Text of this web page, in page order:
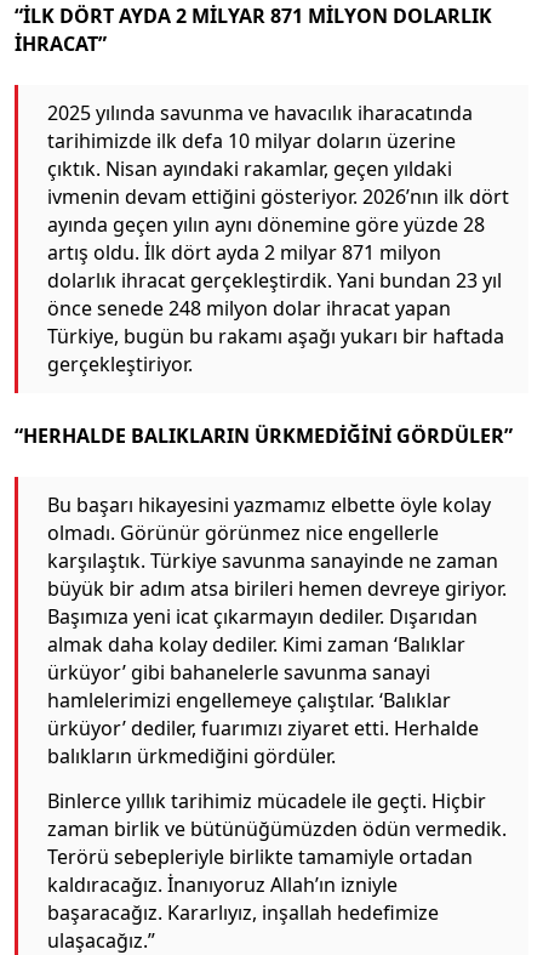
“İLK DÖRT AYDA 2 MİLYAR 871 MİLYON DOLARLIK
İHRACAT”
2025 yılında savunma ve havacılık iharacatında
tarihimizde ilk defa 10 milyar doların üzerine
çıktık. Nisan ayındaki rakamlar, geçen yıldaki
ivmenin devam ettiğini gösteriyor. 2026’nın ilk dört
ayında geçen yılın aynı dönemine göre yüzde 28
artış oldu. İlk dört ayda 2 milyar 871 milyon
dolarlık ihracat gerçekleştirdik. Yani bundan 23 yıl
önce senede 248 milyon dolar ihracat yapan
Türkiye, bugün bu rakamı aşağı yukarı bir haftada
gerçekleştiriyor.
“HERHALDE BALIKLARIN ÜRKMEDİĞİNİ GÖRDÜLER”
Bu başarı hikayesini yazmamız elbette öyle kolay
olmadı. Görünür görünmez nice engellerle
karşılaştık. Türkiye savunma sanayinde ne zaman
büyük bir adım atsa birileri hemen devreye giriyor.
Başımıza yeni icat çıkarmayın dediler. Dışarıdan
almak daha kolay dediler. Kimi zaman ‘Balıklar
ürküyor’ gibi bahanelerle savunma sanayi
hamlelerimizi engellemeye çalıştılar. ‘Balıklar
ürküyor’ dediler, fuarımızı ziyaret etti. Herhalde
balıkların ürkmediğini gördüler.
Binlerce yıllık tarihimiz mücadele ile geçti. Hiçbir
zaman birlik ve bütünüğümüzden ödün vermedik.
Terörü sebepleriyle birlikte tamamiyle ortadan
kaldıracağız. İnanıyoruz Allah’ın izniyle
başaracağız. Kararlıyız, inşallah hedefimize
ulaşacağız.”